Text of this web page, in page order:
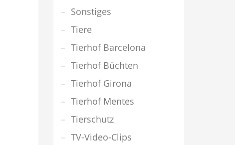
Sonstiges
Tiere
Tierhof Barcelona
Tierhof Büchten
Tierhof Girona
Tierhof Mentes
Tierschutz
TV-Video-Clips